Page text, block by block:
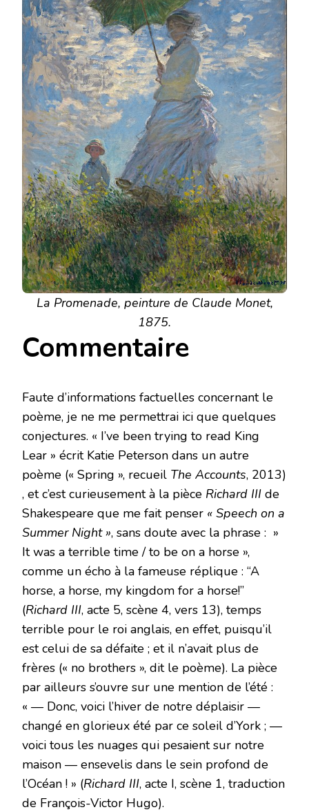
La Promenade, peinture de Claude Monet,
1875.
Commentaire
Faute d’informations factuelles concernant le
poème, je ne me permettrai ici que quelques
conjectures. « I’ve been trying to read King
Lear » écrit Katie Peterson dans un autre
poème (« Spring », recueil The Accounts, 2013)
, et c’est curieusement à la pièce Richard III de
Shakespeare que me fait penser « Speech on a
Summer Night », sans doute avec la phrase : »
It was a terrible time / to be on a horse »,
comme un écho à la fameuse réplique : “A
horse, a horse, my kingdom for a horse!”
(Richard III, acte 5, scène 4, vers 13), temps
terrible pour le roi anglais, en effet, puisqu’il
est celui de sa défaite ; et il n’avait plus de
frères (« no brothers », dit le poème). La pièce
par ailleurs s’ouvre sur une mention de l’été :
« — Donc, voici l’hiver de notre déplaisir —
changé en glorieux été par ce soleil d’York ; —
voici tous les nuages qui pesaient sur notre
maison — ensevelis dans le sein profond de
l’Océan ! » (Richard III, acte I, scène 1, traduction
de François-Victor Hugo).